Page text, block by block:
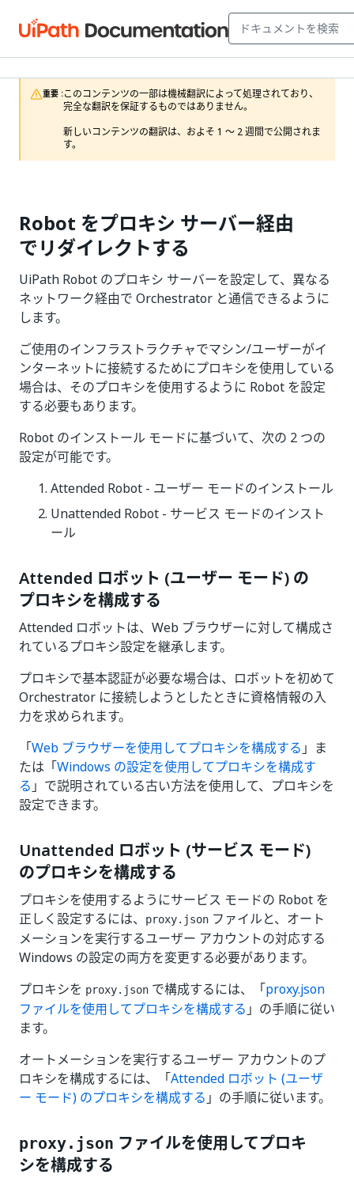
重要 :このコンテンツの一部は機械翻訳によって処理されており、
完全な翻訳を保証するものではありません。
新しいコンテンツの翻訳は、およそ 1 ～ 2 週間で公開されま
す。
Robot をプロキシ サーバー経由
でリダイレクトする
UiPath Robot のプロキシ サーバーを設定して、異なる
ネットワーク経由で Orchestrator と通信できるように
します。
ご使用のインフラストラクチャでマシン/ユーザーがイ
ンターネットに接続するためにプロキシを使用している
場合は、そのプロキシを使用するように Robot を設定
する必要もあります。
Robot のインストール モードに基づいて、次の 2 つの
設定が可能です。
Attended Robot - ユーザー モードのインストール
Unattended Robot - サービス モードのインスト
ール
Attended ロボット (ユーザー モード) の
プロキシを構成する
Attended ロボットは、Web ブラウザーに対して構成さ
れているプロキシ設定を継承します。
プロキシで基本認証が必要な場合は、ロボットを初めて
Orchestrator に接続しようとしたときに資格情報の入
力を求められます。
「Web ブラウザーを使用してプロキシを構成する 」ま
たは「Windows の設定を使用してプロキシを構成す
る 」で説明されている古い方法を使用して、プロキシを
設定できます。
Unattended ロボット (サービス モード)
のプロキシを構成する
プロキシを使用するようにサービス モードの Robot を
正しく設定するには、
proxy.json ファイルと、オート
メーションを実行するユーザー アカウントの対応する
Windows の設定の両方を変更する必要があります。
プロキシを proxy.json で構成するには、「proxy.json
ファイルを使用してプロキシを構成する 」の手順に従い
ます。
オートメーションを実行するユーザー アカウントのプ
ロキシを構成するには、「Attended ロボット (ユーザ
ー モード) のプロキシを構成する 」の手順に従います。
proxy.json ファイルを使用してプロキ
シを構成する